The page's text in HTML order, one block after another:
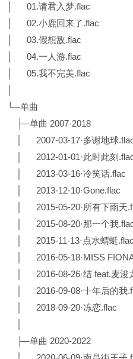
│ 01.请君入梦.flac
│ 02.小鹿回来了.flac
│ 03.假想敌.flac
│ 04.一人游.flac
│ 05.我不完美.flac
└─单曲
├─单曲 2007-2018
│ 2007-03-17·多谢地球
│ 2012-01-01·此时此刻
│ 2013-03-16·冷笑话.flac
│ 2013-12-10·Gone.flac
│ 2015-05-20·所有下雨天
│ 2015-08-20·那一个我
│ 2015-11-13·点水蜻蜓.flac
│ 2016-05-18·MISS
│ 2016-08-26·结 feat.麦浚
│ 2016-09-08·十年后的我
│ 2018-09-20·冻恋.flac
├─单曲 2020-2022